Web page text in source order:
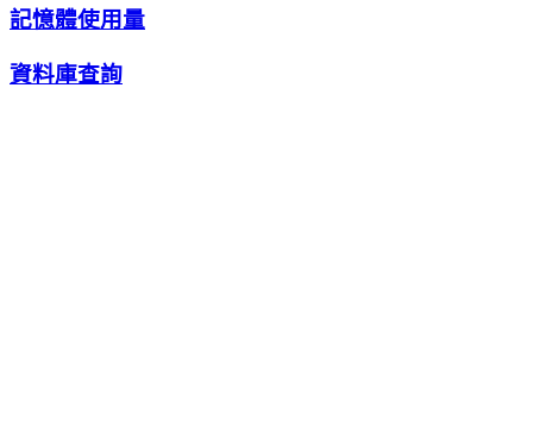
記憶體使用量
資料庫查詢